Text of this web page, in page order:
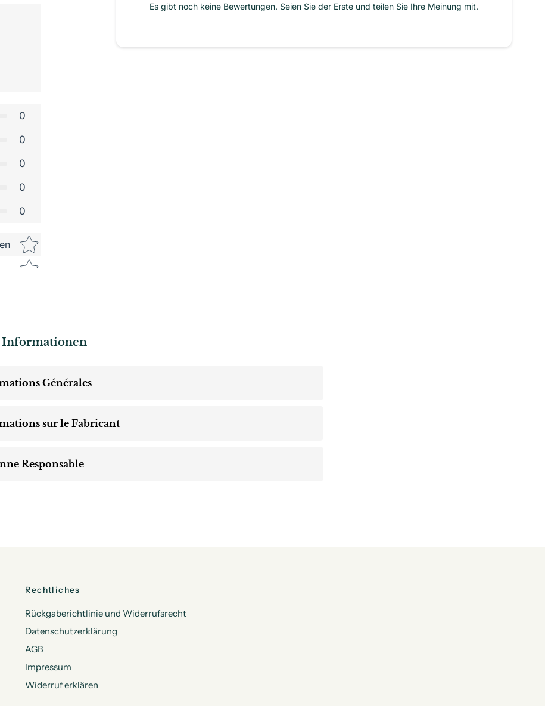
0
0
0
0
0
Star rating
Es gibt noch keine Bewertungen. Seien Sie der Erste und teilen Sie Ihre Meinung mit.
Informationen
Générales
sur le Fabricant
Responsable
Rechtliches
Rückgaberichtlinie und Widerrufsrecht
Datenschutzerklärung
AGB
Impressum
Widerruf erklären